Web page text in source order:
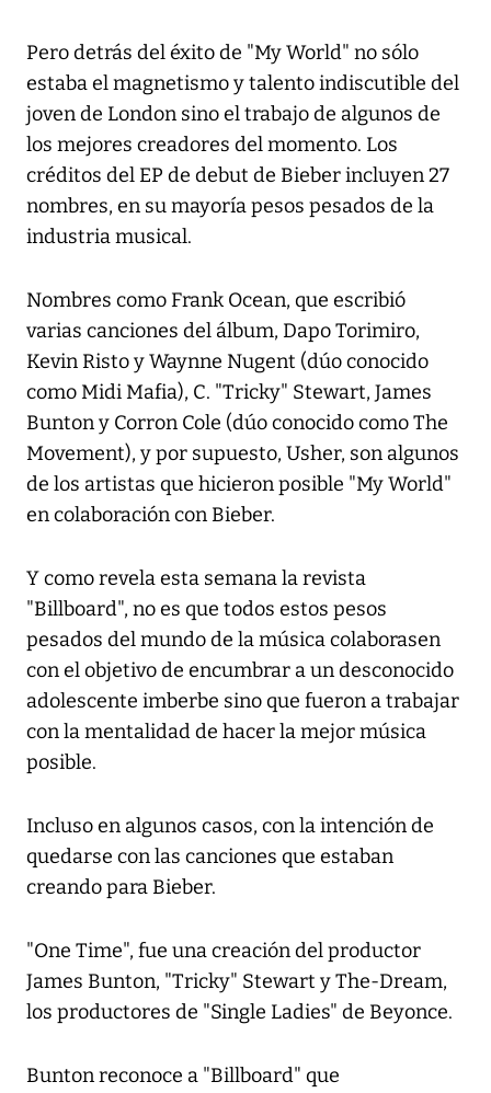
Pero detrás del éxito de "My World" no sólo
estaba el magnetismo y talento indiscutible del
joven de London sino el trabajo de algunos de
los mejores creadores del momento. Los
créditos del EP de debut de Bieber incluyen 27
nombres, en su mayoría pesos pesados de la
industria musical.
Nombres como Frank Ocean, que escribió
varias canciones del álbum, Dapo Torimiro,
Kevin Risto y Waynne Nugent (dúo conocido
como Midi Mafia), C. "Tricky" Stewart, James
Bunton y Corron Cole (dúo conocido como The
Movement), y por supuesto, Usher, son algunos
de los artistas que hicieron posible "My World"
en colaboración con Bieber.
Y como revela esta semana la revista
"Billboard", no es que todos estos pesos
pesados del mundo de la música colaborasen
con el objetivo de encumbrar a un desconocido
adolescente imberbe sino que fueron a trabajar
con la mentalidad de hacer la mejor música
posible.
Incluso en algunos casos, con la intención de
quedarse con las canciones que estaban
creando para Bieber.
"One Time", fue una creación del productor
James Bunton, "Tricky" Stewart y The-Dream,
los productores de "Single Ladies" de Beyonce.
Bunton reconoce a "Billboard" que